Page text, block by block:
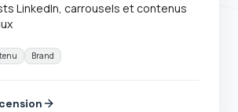
LinkedIn, carrousels et contenus
Brand